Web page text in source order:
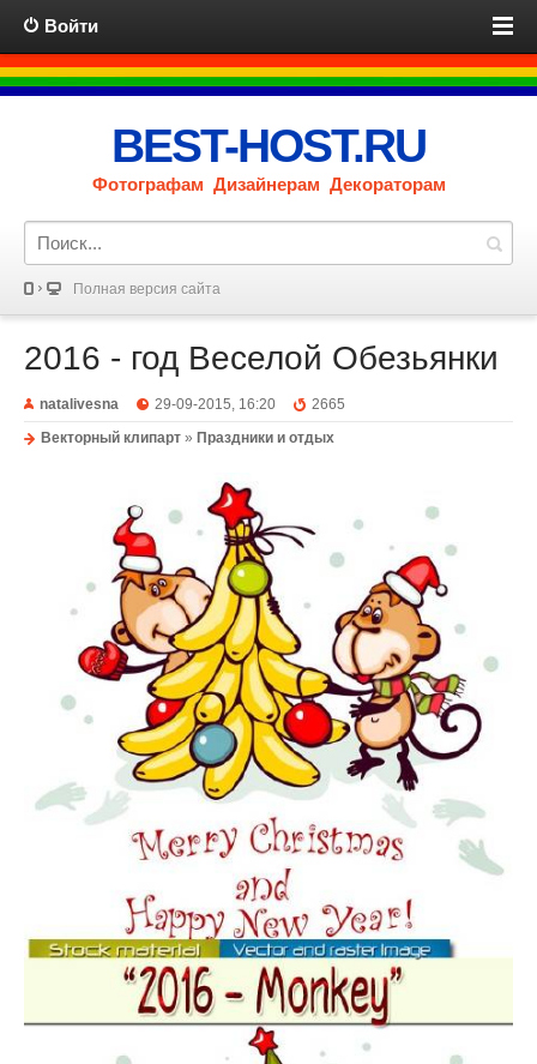
Войти
BEST-HOST.RU
Фотографам Дизайнерам Декораторам
Полная версия сайта
2016 - год Веселой Обезьянки
natalivesna 29-09-2015, 16:20
2665
Векторный клипарт » Праздники и отдых